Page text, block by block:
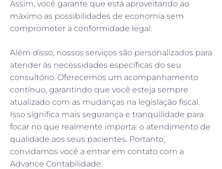
Assim, você garante que está aproveitando ao
máximo as possibilidades de economia sem
comprometer a conformidade legal.
Além disso, nossos serviços são personalizados para
atender às necessidades específicas do seu
consultório. Oferecemos um acompanhamento
contínuo, garantindo que você esteja sempre
atualizado com as mudanças na legislação fiscal.
Isso significa mais segurança e tranquilidade para
focar no que realmente importa: o atendimento de
qualidade aos seus pacientes. Portanto,
convidamos você a entrar em contato com a
Advance Contabilidade.